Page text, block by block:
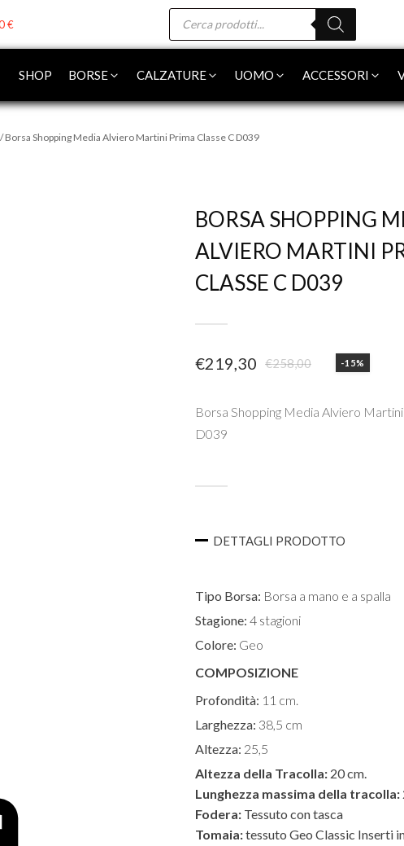
€
Products
SHOP BORSE CALZATURE UOMO ACCESSORI
/ Borsa Shopping Media Alviero Martini Prima Classe C D039
BORSA SHOPPING
ALVIERO MARTINI
CLASSE C D039
€258,00
Il
originale
€219,30
Il
attuale
-15%
Borsa Shopping Media Alviero
D039
DETTAGLI PRODOTTO
Tipo Borsa: Borsa a mano e a spalla
Stagione: 4 stagioni
Colore: Geo
COMPOSIZIONE
Profondità: 11 cm.
Larghezza: 38,5 cm
Altezza: 25,5
Altezza della Tracolla: 20 cm.
Lunghezza massima della tracolla:
Fodera: Tessuto con tasca
Tomaia:tessuto Geo Classic Inserti